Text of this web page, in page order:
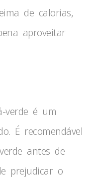
de calorias,
aproveitar
verde é um
É recomendável
antes de
prejudicar o